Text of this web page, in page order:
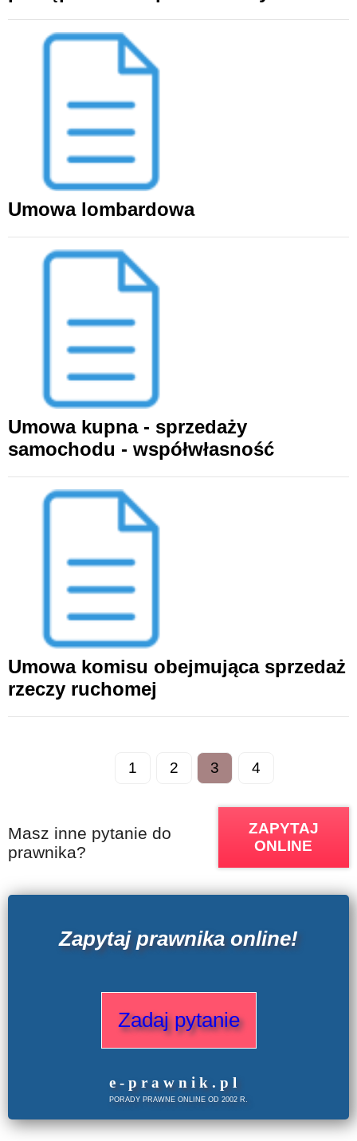
Umowa lombardowa
Umowa kupna - sprzedaży
samochodu - współwłasność
Umowa komisu obejmująca sprzedaż
rzeczy ruchomej
1 2 3 4
Masz inne pytanie do
prawnika?
ZAPYTAJ
ONLINE
Zapytaj prawnika online!
Zadaj pytanie
e -prawnik . pl
PORADY PRAWNE ONLINE OD 2002 R.